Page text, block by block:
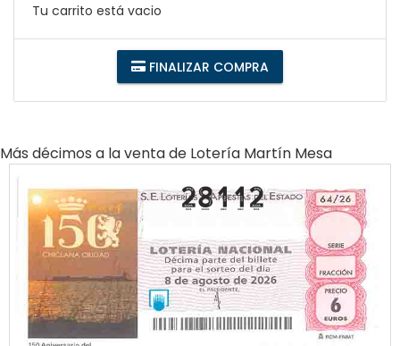
Tu carrito está vacio
FINALIZAR COMPRA
Más décimos a la venta de Lotería Martín Mesa
28112